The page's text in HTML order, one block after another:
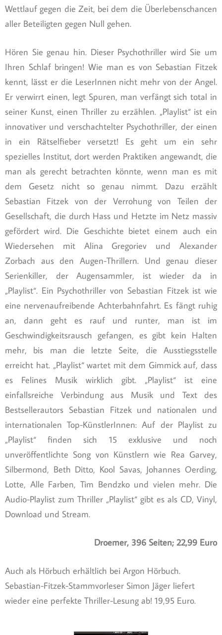
Wettlauf gegen die Zeit, bei dem die Überlebenschancen
aller Beteiligten gegen Null gehen.
Hören Sie genau hin. Dieser Psychothriller wird Sie um
Ihren Schlaf bringen! Wie man es von Sebastian Fitzek
kennt, lässt er die LeserInnen nicht mehr von der Angel.
Er verwirrt einen, legt Spuren, man verfängt sich total in
seiner Kunst, einen Thriller zu erzählen. „Playlist“ ist ein
innovativer und verschachtelter Psychothriller, der einen
in ein Rätselfieber versetzt! Es geht um ein sehr
spezielles Institut, dort werden Praktiken angewandt, die
man als gerecht betrachten könnte, wenn man es mit
dem Gesetz nicht so genau nimmt. Dazu erzählt
Sebastian Fitzek von der Verrohung von Teilen der
Gesellschaft, die durch Hass und Hetzte im Netz massiv
gefördert wird. Die Geschichte bietet einem auch ein
Wiedersehen mit Alina Gregoriev und Alexander
Zorbach aus den Augen-Thrillern. Und genau dieser
Serienkiller, der Augensammler, ist wieder da in
„Playlist“. Ein Psychothriller von Sebastian Fitzek ist wie
eine nervenaufreibende Achterbahnfahrt. Es fängt ruhig
an, dann geht es rauf und runter, man ist im
Geschwindigkeitsrausch gefangen, es gibt kein Halten
mehr, bis man die letzte Seite, die Ausstiegsstelle
erreicht hat. „Playlist“ wartet mit dem Gimmick auf, dass
es Felines Musik wirklich gibt. „Playlist“ ist eine
einfallsreiche Verbindung aus Musik und Text des
Bestsellerautors Sebastian Fitzek und nationalen und
internationalen Top-KünstlerInnen: Auf der Playlist zu
„Playlist“ finden sich 15 exklusive und noch
unveröffentlichte Song von Künstlern wie Rea Garvey,
Silbermond, Beth Ditto, Kool Savas, Johannes Oerding,
Lotte, Alle Farben, Tim Bendzko und vielen mehr. Die
Audio-Playlist zum Thriller „Playlist“ gibt es als CD, Vinyl,
Download und Stream.
Droemer, 396 Seiten; 22,99 Euro
Auch als Hörbuch erhältlich bei Argon Hörbuch.
Sebastian-Fitzek-Stammvorleser Simon Jäger liefert
wieder eine perfekte Thriller-Lesung ab! 19,95 Euro.